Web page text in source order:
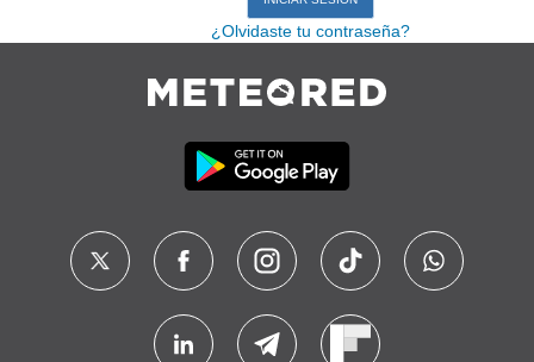
¿Olvidaste tu contraseña?